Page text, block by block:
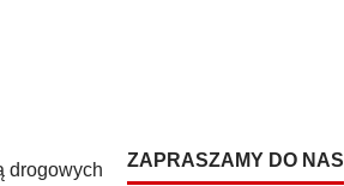
drogowych ZAPRASZAMY DO NAS